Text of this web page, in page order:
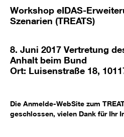
Workshop eIDAS-
Szenarien (TREATS)
8. Juni 2017 Vertretung
Anhalt beim Bund
Ort: Luisenstraße 18,
Die Anmelde-WebSite zum
geschlossen, vielen Dank für Ihr